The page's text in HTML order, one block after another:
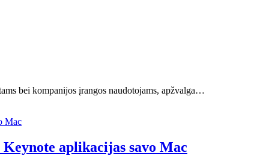
bei kompanijos įrangos naudotojams, apžvalga…
aplikacijas savo Mac